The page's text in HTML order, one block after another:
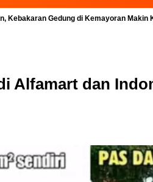
Gedung di Kemayoran Makin Kritis
Alfamart dan